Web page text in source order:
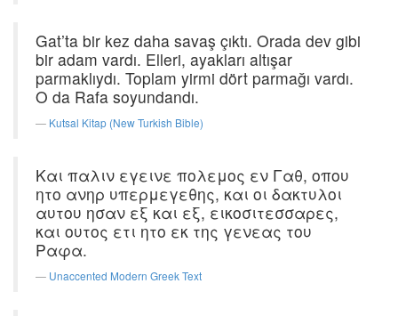
Gat’ta bir kez daha savaş çıktı. Orada dev gibi
bir adam vardı. Elleri, ayakları altışar
parmaklıydı. Toplam yirmi dört parmağı vardı.
O da Rafa soyundandı.
Kutsal Kitap (New Turkish Bible)
Και παλιν εγεινε πολεμος εν Γαθ, οπου
ητο ανηρ υπερμεγεθης, και οι δακτυλοι
αυτου ησαν εξ και εξ, εικοσιτεσσαρες,
και ουτος ετι ητο εκ της γενεας του
Ραφα.
Unaccented Modern Greek Text